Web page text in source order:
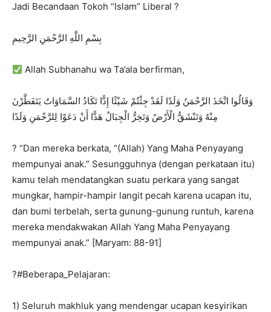
Jadi Becandaan Tokoh “Islam” Liberal ?
بِسْمِ اللَّهِ الرَّحْمَنِ الرَّحِيمِ
Allah Subhanahu wa Ta’ala berfirman,
وَقَالُوا اتَّخَذَ الرَّحْمَنُ وَلَدًا لَقَدْ جِئْتُمْ شَيْئًا إِدًّا تَكَادُ السَّمَاوَاتُ يَتَفَطَّرْنَ
مِنْهُ وَتَنْشَقُّ الْأَرْضُ وَتَخِرُّ الْجِبَالُ هَدًّا أَنْ دَعَوْا لِلرَّحْمَنِ وَلَدًا
? “Dan mereka berkata, “(Allah) Yang Maha Penyayang
mempunyai anak.” Sesungguhnya (dengan perkataan itu)
kamu telah mendatangkan suatu perkara yang sangat
mungkar, hampir-hampir langit pecah karena ucapan itu,
dan bumi terbelah, serta gunung-gunung runtuh, karena
mereka mendakwakan Allah Yang Maha Penyayang
mempunyai anak.” [Maryam: 88-91]
?#Beberapa_Pelajaran:
1) Seluruh makhluk yang mendengar ucapan kesyirikan